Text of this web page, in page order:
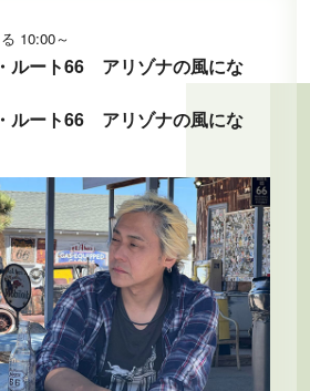
10:00～
ルート66 アリゾナの風にな
ルート66 アリゾナの風にな